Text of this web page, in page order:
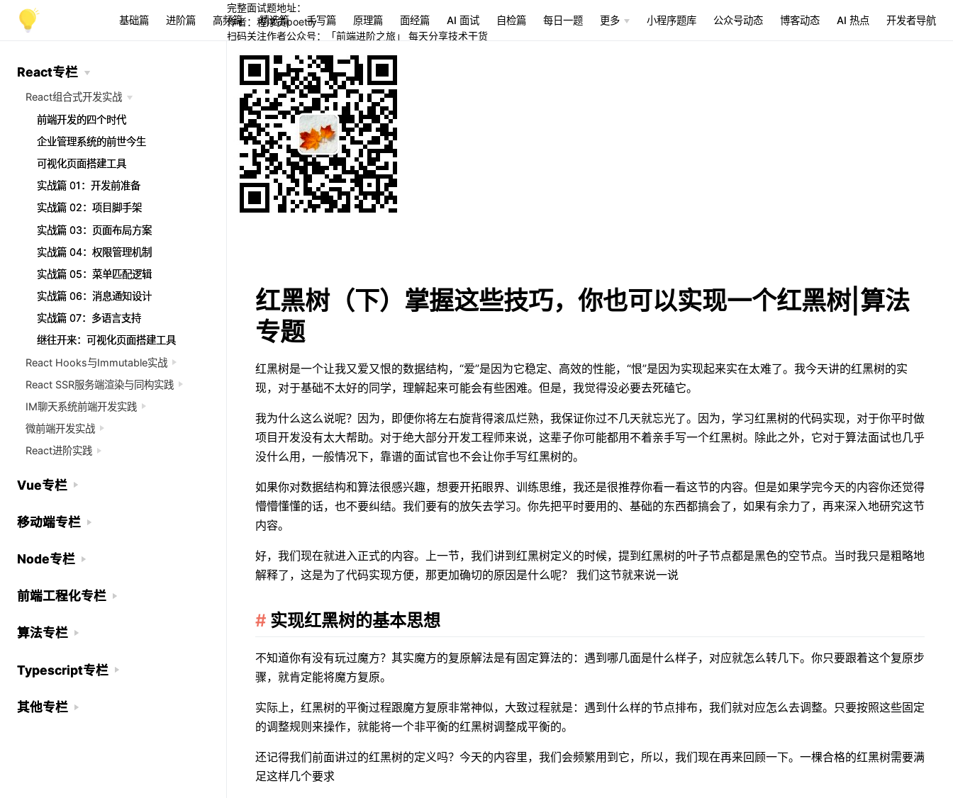
基础篇 进阶篇 高频篇 精选篇 手写篇 原理篇 面经篇 AI 面试 自检篇 每日一题 更多 小程序题库 公众号动态 博客动态 AI 热点 开发者导航
完整面试题地址：
作者：程序员poetry
扫码关注作者公众号：「前端进阶之旅」 每天分享技术干货
红黑树（下）掌握这些技巧，你也可以实现一个红黑树|算法
专题
红黑树是一个让我又爱又恨的数据结构，“爱”是因为它稳定、高效的性能，“恨”是因为实现起来实在太难了。我今天讲的红黑树的实
现，对于基础不太好的同学，理解起来可能会有些困难。但是，我觉得没必要去死磕它。
我为什么这么说呢？因为，即便你将左右旋背得滚瓜烂熟，我保证你过不几天就忘光了。因为，学习红黑树的代码实现，对于你平时做
项目开发没有太大帮助。对于绝大部分开发工程师来说，这辈子你可能都用不着亲手写一个红黑树。除此之外，它对于算法面试也几乎
没什么用，一般情况下，靠谱的面试官也不会让你手写红黑树的。
如果你对数据结构和算法很感兴趣，想要开拓眼界、训练思维，我还是很推荐你看一看这节的内容。但是如果学完今天的内容你还觉得
懵懵懂懂的话，也不要纠结。我们要有的放矢去学习。你先把平时要用的、基础的东西都搞会了，如果有余力了，再来深入地研究这节
内容。
好，我们现在就进入正式的内容。上一节，我们讲到红黑树定义的时候，提到红黑树的叶子节点都是黑色的空节点。当时我只是粗略地
解释了，这是为了代码实现方便，那更加确切的原因是什么呢？ 我们这节就来说一说
实现红黑树的基本思想
不知道你有没有玩过魔方？其实魔方的复原解法是有固定算法的：遇到哪几面是什么样子，对应就怎么转几下。你只要跟着这个复原步
骤，就肯定能将魔方复原。
实际上，红黑树的平衡过程跟魔方复原非常神似，大致过程就是：遇到什么样的节点排布，我们就对应怎么去调整。只要按照这些固定
的调整规则来操作，就能将一个非平衡的红黑树调整成平衡的。
还记得我们前面讲过的红黑树的定义吗？今天的内容里，我们会频繁用到它，所以，我们现在再来回顾一下。一棵合格的红黑树需要满
足这样几个要求
React专栏
React组合式开发实战
前端开发的四个时代
企业管理系统的前世今生
可视化页面搭建工具
实战篇 01：开发前准备
实战篇 02：项目脚手架
实战篇 03：页面布局方案
实战篇 04：权限管理机制
实战篇 05：菜单匹配逻辑
实战篇 06：消息通知设计
实战篇 07：多语言支持
继往开来：可视化页面搭建工具
React Hooks与Immutable实战
React SSR服务端渲染与同构实践
IM聊天系统前端开发实践
微前端开发实战
React进阶实践
Vue专栏
移动端专栏
Node专栏
前端工程化专栏
算法专栏
Typescript专栏
其他专栏
React专栏
React组合式开发实战
前端开发的四个时代
企业管理系统的前世今生
可视化页面搭建工具
实战篇 01：开发前准备
实战篇 02：项目脚手架
实战篇 03：页面布局方案
实战篇 04：权限管理机制
实战篇 05：菜单匹配逻辑
实战篇 06：消息通知设计
实战篇 07：多语言支持
继往开来：可视化页面搭建工具
React Hooks与Immutable实战
React SSR服务端渲染与同构实践
IM聊天系统前端开发实践
微前端开发实战
React进阶实践
Vue专栏
移动端专栏
Node专栏
前端工程化专栏
算法专栏
Typescript专栏
其他专栏